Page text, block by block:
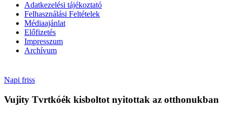
Adatkezelési tájékoztató
Felhasználási Feltételek
Médiaajánlat
Előfizetés
Impresszum
Archívum
Napi friss
Vujity Tvrtkóék kisboltot nyitottak az otthonukban